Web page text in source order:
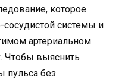
которое
сосудистой системы и
артериальном
Чтобы выяснить
без